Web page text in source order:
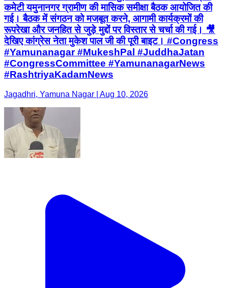
कमेटी यमुनानगर ग्रामीण की मासिक समीक्षा बैठक आयोजित की
गई। बैठक में संगठन को मजबूत करने, आगामी कार्यक्रमों की
रूपरेखा और जनहित से जुड़े मुद्दों पर विस्तार से चर्चा की गई। 🎥
देखिए कांग्रेस नेता मुकेश पाल जी की पूरी बाइट। #Congress
#Yamunanagar #MukeshPal #JuddhaJatan
#CongressCommittee #YamunanagarNews
#RashtriyaKadamNews
Jagadhri, Yamuna Nagar | Aug 10, 2026